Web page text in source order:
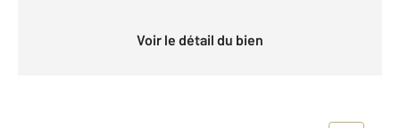
Voir le détail du bien